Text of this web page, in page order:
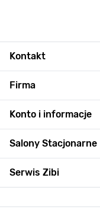
Kontakt
Firma
Konto i informacje
Salony Stacjonarne
Serwis Zibi